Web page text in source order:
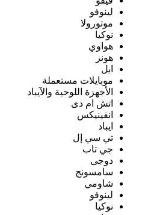
لينوفو
موتورولا
نوكيا
هواوي
هونر
ابل
موبايلات مستعملة
الأجهزة اللوحية والآيباد
اتش ام دى
انفينيكس
ايباد
تي سي إل
جي تاب
دوجى
سامسونج
شاومي
لينوفو
نوكيا